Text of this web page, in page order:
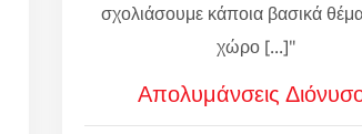
σχολιάσουμε κάποια βασικά
χώρο [...]"
Απολυμάνσεις